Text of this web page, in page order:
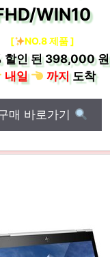
WIN10
[ NO.8 제품 ]
할인 된398,000 원
내일
까지도착
매 바로가기